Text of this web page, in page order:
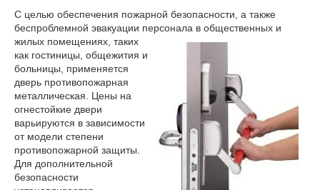
С целью обеспечения пожарной безопасности, а также
беспроблемной эвакуации персонала в общественных и
жилых помещениях, таких
как гостиницы, общежития и
больницы, применяется
дверь противопожарная
металлическая. Цены на
огнестойкие двери
варьируются в зависимости
от модели степени
противопожарной защиты.
Для дополнительной
безопасности